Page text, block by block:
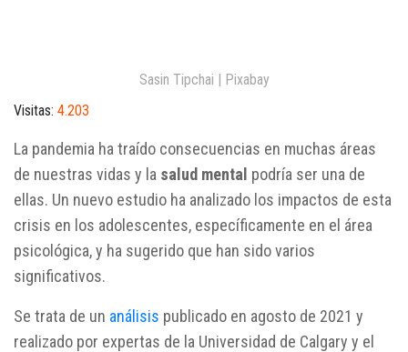
Sasin Tipchai | Pixabay
Visitas: 4.203
La pandemia ha traído consecuencias en muchas áreas
de nuestras vidas y la salud mental podría ser una de
ellas. Un nuevo estudio ha analizado los impactos de esta
crisis en los adolescentes, específicamente en el área
psicológica, y ha sugerido que han sido varios
significativos.
Se trata de un análisis publicado en agosto de 2021 y
realizado por expertas de la Universidad de Calgary y el